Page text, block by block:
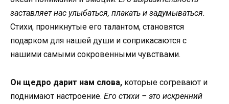
заставляет нас улыбаться, плакать и задумываться.
Стихи, проникнутые его талантом, становятся
подарком для нашей души и соприкасаются с
нашими самыми сокровенными чувствами.
Он щедро дарит нам слова, которые согревают и
поднимают настроение. Его стихи – это искренний